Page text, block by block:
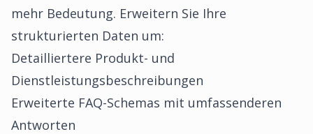
mehr Bedeutung. Erweitern Sie Ihre
strukturierten Daten um:
Detailliertere Produkt- und
Dienstleistungsbeschreibungen
Erweiterte FAQ-Schemas mit umfassenderen
Antworten